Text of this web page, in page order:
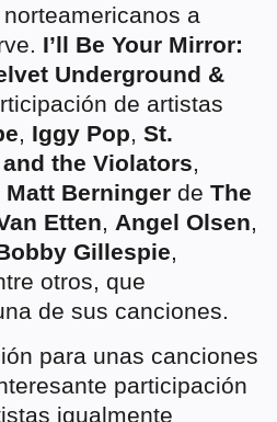
a
I’ll Be Your Mirror:
Underground &
de artistas
, Iggy Pop, St.
the Violators,
Matt Berninger de The
Etten, Angel Olsen,
Gillespie,
otros, que
de sus canciones.
para unas canciones
participación
igualmente